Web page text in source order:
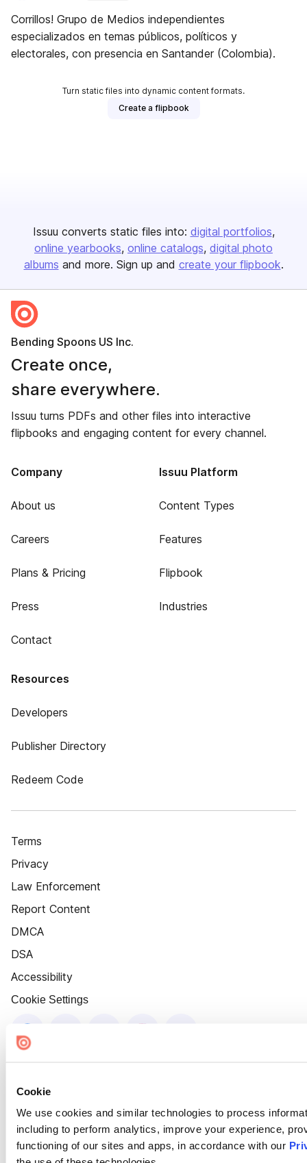
Cookie
We use cookies and similar technologies to process
including to perform analytics, improve your experience,
functioning of our sites and apps, in accordance with our
Corrillos! Grupo de Medios independientes
especializados en temas públicos, políticos y
electorales, con presencia en Santander (Colombia).
Turn static files into dynamic content formats.
Create a flipbook
Issuu converts static files into: digital portfolios
online yearbooks online catalogs digital photo
albums and more. Sign up and create your flipbook.
Bending Spoons US Inc.
Create once,
share everywhere.
Issuu turns PDFs and other files into interactive
flipbooks and engaging content for every channel.
Company
About us
Careers
Plans & Pricing
Press
Contact
Issuu Platform
Content Types
Features
Flipbook
Industries
Resources
Developers
Publisher Directory
Redeem Code
Terms
Privacy
Law Enforcement
Report Content
DMCA
DSA
Accessibility
Cookie Settings